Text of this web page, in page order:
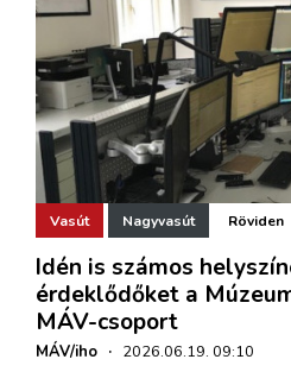
Vasút Nagyvasút Röviden
Idén is számos
érdeklődőket a
MÁV-csoport
MÁV/iho · 2026.06.19. 09:10